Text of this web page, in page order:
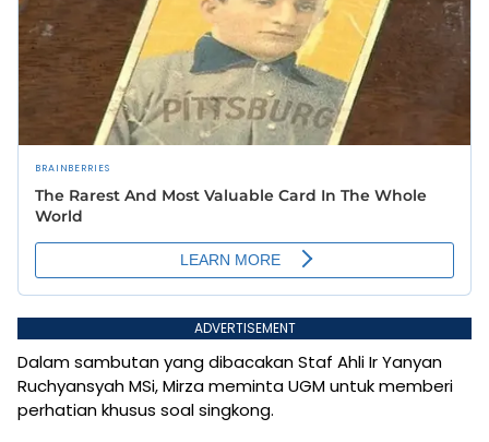
ADVERTISEMENT
Dalam sambutan yang dibacakan Staf Ahli Ir Yanyan
Ruchyansyah MSi, Mirza meminta UGM untuk memberi
perhatian khusus soal singkong.